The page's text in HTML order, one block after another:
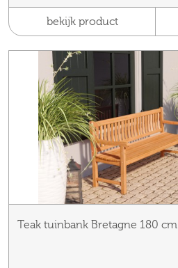
bekijk product
Teak tuinbank Bretagne 180 cm